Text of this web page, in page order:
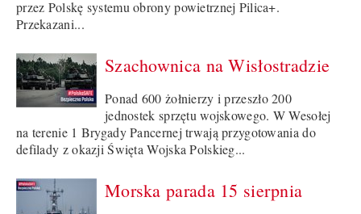
przez Polskę systemu obrony powietrznej Pilica+.
Przekazani...
Szachownica na Wisłostradzie
Ponad 600 żołnierzy i przeszło 200
jednostek sprzętu wojskowego. W Wesołej
na terenie 1 Brygady Pancernej trwają przygotowania do
defilady z okazji Święta Wojska Polskieg...
Morska parada 15 sierpnia